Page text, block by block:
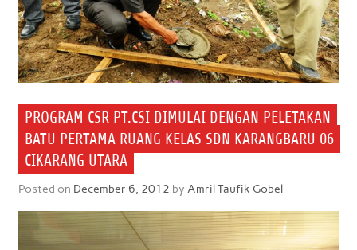
PROGRAM CSR PT.CSI DIMULAI DENGAN PELETAKAN
BATU PERTAMA RUANG KELAS SDN KARANGBARU 06
CIKARANG UTARA
Posted on December 6, 2012 by Amril Taufik Gobel